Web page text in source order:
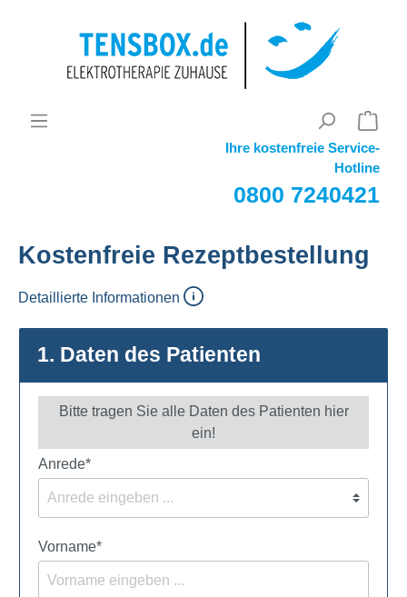
Ihre kostenfreie Service-
Hotline
0800 7240421
Kostenfreie Rezeptbestellung
Detaillierte Informationen
1. Daten des Patienten
Bitte tragen Sie alle Daten des Patienten hier
ein!
Anrede*
Vorname*